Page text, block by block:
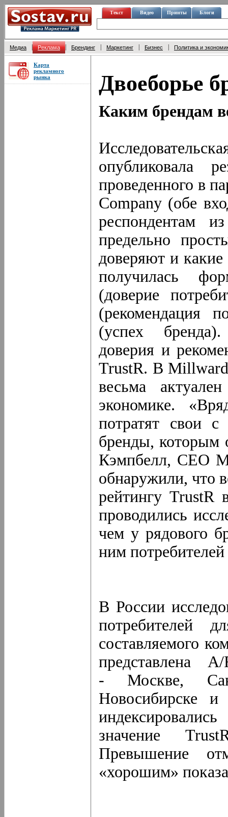
Текст Видео Принты Блоги
Медиа Реклама Брендинг Маркетинг Бизнес Политика и
Карта
рекламного
рынка
Двоеборье
Каким брендам
опубликовала
проведенного в
Company (обе
респондентам
предельно
доверяют и
получилась
(доверие
(рекомендация
(успех
доверия и
TrustR. В Millward
весьма
экономике.
потратят свои с
бренды, которым
Кэмпбелл, CEO
обнаружили, что
рейтингу TrustR
проводились
чем у рядового
ним потребителей
В России
потребителей
составляемого
представлена
- Москве,
Новосибирске и
значение
Превышение
«хорошим»